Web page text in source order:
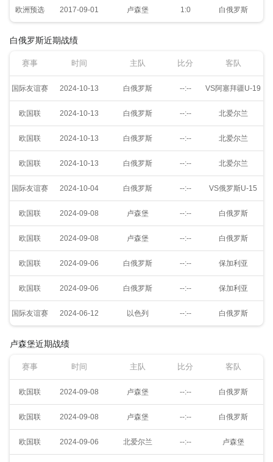
欧洲预选 2017-09-01 卢森堡 1:0 白俄罗斯
白俄罗斯近期战绩
赛事 时间 主队 比分 客队
国际友谊赛 2024-10-13 白俄罗斯 --:-- VS阿塞拜疆U-19
欧国联 2024-10-13 白俄罗斯 --:-- 北爱尔兰
欧国联 2024-10-13 白俄罗斯 --:-- 北爱尔兰
欧国联 2024-10-13 白俄罗斯 --:-- 北爱尔兰
国际友谊赛 2024-10-04 白俄罗斯 --:-- VS俄罗斯U-15
欧国联 2024-09-08 卢森堡 --:-- 白俄罗斯
欧国联 2024-09-08 卢森堡 --:-- 白俄罗斯
欧国联 2024-09-06 白俄罗斯 --:-- 保加利亚
欧国联 2024-09-06 白俄罗斯 --:-- 保加利亚
国际友谊赛 2024-06-12 以色列 --:-- 白俄罗斯
卢森堡近期战绩
赛事 时间 主队 比分 客队
欧国联 2024-09-08 卢森堡 --:-- 白俄罗斯
欧国联 2024-09-08 卢森堡 --:-- 白俄罗斯
欧国联 2024-09-06 北爱尔兰 --:-- 卢森堡